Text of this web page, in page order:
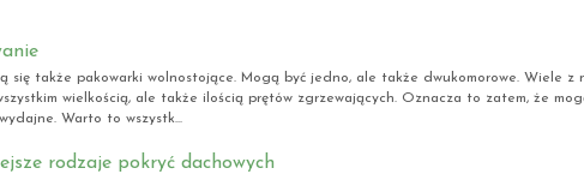
się także pakowarki wolnostojące. Mogą być jedno, ale także dwukomorowe. Wiele z
wielkością, ale także ilością prętów zgrzewających. Oznacza to zatem, że
Warto to wszystk...
rodzaje pokryć dachowych